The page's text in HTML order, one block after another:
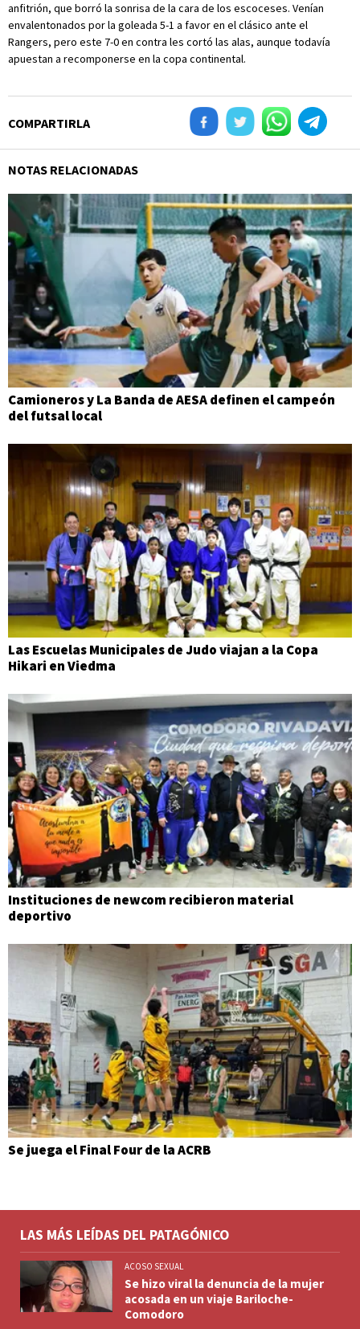
anfitrión, que borró la sonrisa de la cara de los escoceses. Venían
envalentonados por la goleada 5-1 a favor en el clásico ante el
Rangers, pero este 7-0 en contra les cortó las alas, aunque todavía
apuestan a recomponerse en la copa continental.
COMPARTIRLA
NOTAS RELACIONADAS
Camioneros y La Banda de AESA definen el campeón
del futsal local
Las Escuelas Municipales de Judo viajan a la Copa
Hikari en Viedma
Instituciones de newcom recibieron material
deportivo
Se juega el Final Four de la ACRB
LAS MÁS LEÍDAS DEL PATAGÓNICO
ACOSO SEXUAL
Se hizo viral la denuncia de la mujer
acosada en un viaje Bariloche-
Comodoro